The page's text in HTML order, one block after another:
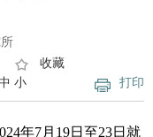
收藏
打印
小
年7月19日至23日就